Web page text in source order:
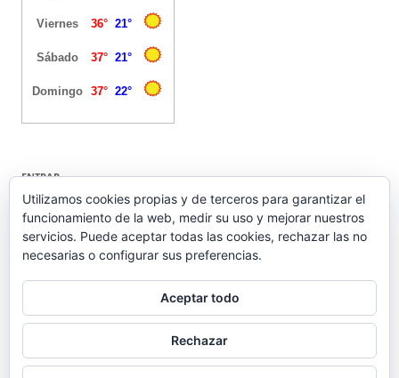
ENTRAR
Acceder
Feed de entradas
Feed de comentarios
WordPress.org
Utilizamos cookies propias y de terceros para garantizar el
funcionamiento de la web, medir su uso y mejorar nuestros
servicios. Puede aceptar todas las cookies, rechazar las no
necesarias o configurar sus preferencias.
Aceptar todo
Rechazar